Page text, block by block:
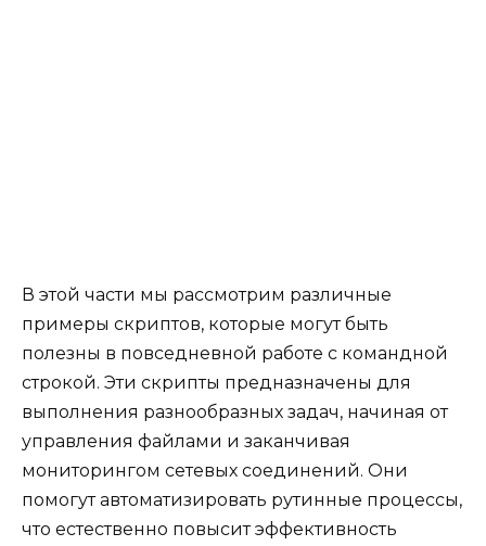
В этой части мы рассмотрим различные
примеры скриптов, которые могут быть
полезны в повседневной работе с командной
строкой. Эти скрипты предназначены для
выполнения разнообразных задач, начиная от
управления файлами и заканчивая
мониторингом сетевых соединений. Они
помогут автоматизировать рутинные процессы,
что естественно повысит эффективность